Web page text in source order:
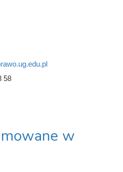
58
w